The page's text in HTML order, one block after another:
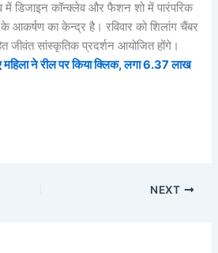
में डिजाइन कॉन्क्लेव और फैशन शो में पारंपरिक
का केन्द्र है। रविवार को शिलांग चैंबर
जीवंत सांस्कृतिक प्रदर्शन आयोजित होंगे।
ने रील पर किया क्लिक, लगा 6.37 लाख
NEXT